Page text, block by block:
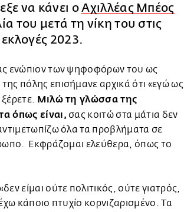
να κάνει οΑχιλλέας Μπέος
του μετά τη νίκη του στις
εκλογές 2023.
ενώπιον των ψηφοφόρων του ως
πόλης επισήμανε αρχικά ότι «εγώ ως
Μιλώ τη γλώσσα της
όπως είναι, σας κοιτώ στα μάτια δεν
όλα τα προβλήματα σε
Εκφράζομαι ελεύθερα, όπως το
είμαι ούτε πολιτικός, ούτε γιατρός,
κάποιο πτυχίο κορνιζαρισμένο. Τα